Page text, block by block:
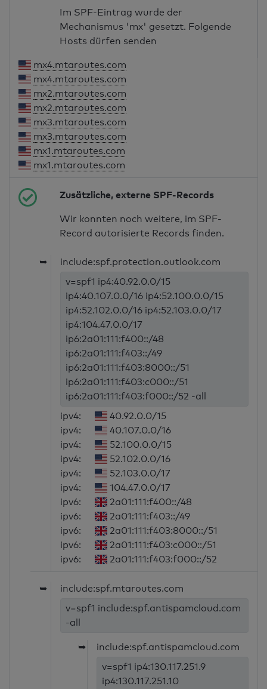
Im SPF-Eintrag wurde der
Mechanismus 'mx' gesetzt. Folgende
Hosts dürfen senden
mx4.mtaroutes.com
mx4.mtaroutes.com
mx2.mtaroutes.com
mx2.mtaroutes.com
mx3.mtaroutes.com
mx3.mtaroutes.com
mx1.mtaroutes.com
mx1.mtaroutes.com
Zusätzliche, externe SPF-Records
Wir konnten noch weitere, im SPF-
Record autorisierte Records finden.
➥
include:spf.protection.outlook.com
v=spf1 ip4:40.92.0.0/15
ip4:40.107.0.0/16 ip4:52.100.0.0/15
ip4:52.102.0.0/16 ip4:52.103.0.0/17
ip4:104.47.0.0/17
ip6:2a01:111:f400::/48
ip6:2a01:111:f403::/49
ip6:2a01:111:f403:8000::/51
ip6:2a01:111:f403:c000::/51
ip6:2a01:111:f403:f000::/52 -all
ipv4:
40.92.0.0/15
ipv4:
40.107.0.0/16
ipv4:
52.100.0.0/15
ipv4:
52.102.0.0/16
ipv4:
52.103.0.0/17
ipv4:
104.47.0.0/17
ipv6:
2a01:111:f400::/48
ipv6:
2a01:111:f403::/49
ipv6:
2a01:111:f403:8000::/51
ipv6:
2a01:111:f403:c000::/51
ipv6:
2a01:111:f403:f000::/52
➥
include:spf.mtaroutes.com
v=spf1 include:spf.antispamcloud.com
-all
➥
include:spf.antispamcloud.com
v=spf1 ip4:130.117.251.9
ip4:130.117.251.10